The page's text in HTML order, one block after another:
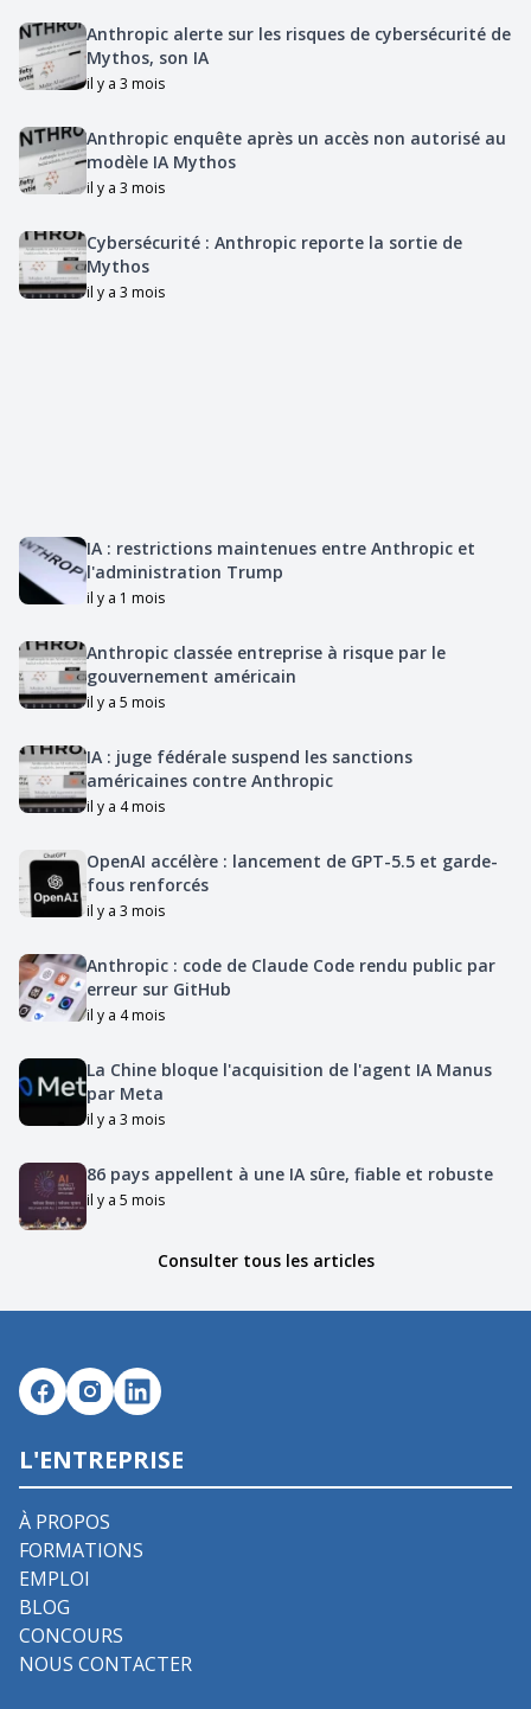
Anthropic alerte sur les risques de cybersécurité de
Mythos, son IA
il y a 3 mois
Anthropic enquête après un accès non autorisé au
modèle IA Mythos
il y a 3 mois
Cybersécurité : Anthropic reporte la sortie de
Mythos
il y a 3 mois
IA : restrictions maintenues entre Anthropic et
l'administration Trump
il y a 1 mois
Anthropic classée entreprise à risque par le
gouvernement américain
il y a 5 mois
IA : juge fédérale suspend les sanctions
américaines contre Anthropic
il y a 4 mois
OpenAI accélère : lancement de GPT-5.5 et garde-
fous renforcés
il y a 3 mois
Anthropic : code de Claude Code rendu public par
erreur sur GitHub
il y a 4 mois
La Chine bloque l'acquisition de l'agent IA Manus
par Meta
il y a 3 mois
86 pays appellent à une IA sûre, fiable et robuste
il y a 5 mois
Consulter tous les articles
L'ENTREPRISE
À PROPOS
FORMATIONS
EMPLOI
BLOG
CONCOURS
NOUS CONTACTER